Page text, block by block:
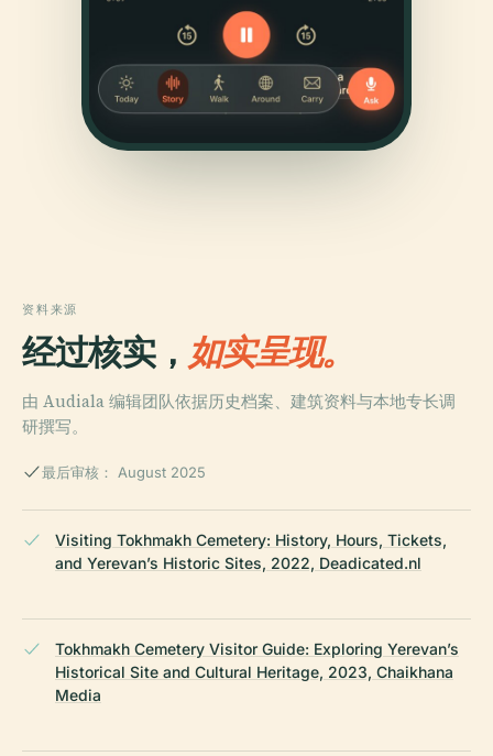
资料来源
经过核实， 如实呈现。
由 Audiala 编辑团队依据历史档案、建筑资料与本地专长调
研撰写。
最后审核： August 2025
Visiting Tokhmakh Cemetery: History, Hours, Tickets,
and Yerevan’s Historic Sites, 2022, Deadicated.nl
Tokhmakh Cemetery Visitor Guide: Exploring Yerevan’s
Historical Site and Cultural Heritage, 2023, Chaikhana
Media